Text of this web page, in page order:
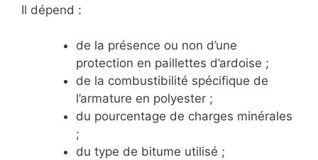
Il dépend :
de la présence ou non d’une
protection en paillettes d’ardoise ;
de la combustibilité spécifique de
l’armature en polyester ;
du pourcentage de charges minérales
;
du type de bitume utilisé ;